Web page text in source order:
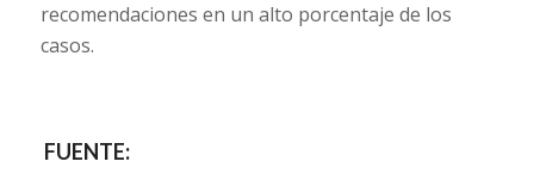
recomendaciones en un alto porcentaje de los
casos.
FUENTE: